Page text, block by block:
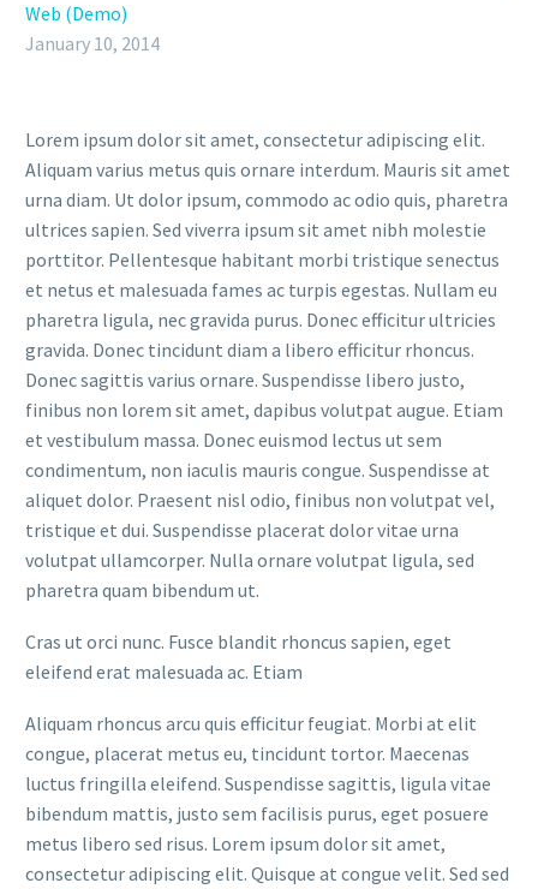
Web (Demo)
January 10, 2014
Lorem ipsum dolor sit amet, consectetur adipiscing elit.
Aliquam varius metus quis ornare interdum. Mauris sit amet
urna diam. Ut dolor ipsum, commodo ac odio quis, pharetra
ultrices sapien. Sed viverra ipsum sit amet nibh molestie
porttitor. Pellentesque habitant morbi tristique senectus
et netus et malesuada fames ac turpis egestas. Nullam eu
pharetra ligula, nec gravida purus. Donec efficitur ultricies
gravida. Donec tincidunt diam a libero efficitur rhoncus.
Donec sagittis varius ornare. Suspendisse libero justo,
finibus non lorem sit amet, dapibus volutpat augue. Etiam
et vestibulum massa. Donec euismod lectus ut sem
condimentum, non iaculis mauris congue. Suspendisse at
aliquet dolor. Praesent nisl odio, finibus non volutpat vel,
tristique et dui. Suspendisse placerat dolor vitae urna
volutpat ullamcorper. Nulla ornare volutpat ligula, sed
pharetra quam bibendum ut.
Cras ut orci nunc. Fusce blandit rhoncus sapien, eget
eleifend erat malesuada ac. Etiam
Aliquam rhoncus arcu quis efficitur feugiat. Morbi at elit
congue, placerat metus eu, tincidunt tortor. Maecenas
luctus fringilla eleifend. Suspendisse sagittis, ligula vitae
bibendum mattis, justo sem facilisis purus, eget posuere
metus libero sed risus. Lorem ipsum dolor sit amet,
consectetur adipiscing elit. Quisque at congue velit. Sed sed